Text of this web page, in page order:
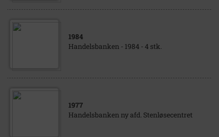
1984
Handelsbanken - 1984 - 4 stk.
1977
Handelsbanken ny afd. Stenløsecentret